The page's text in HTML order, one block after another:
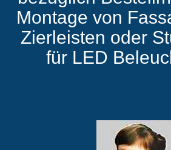
Montage von
Zierleisten oder
für LED